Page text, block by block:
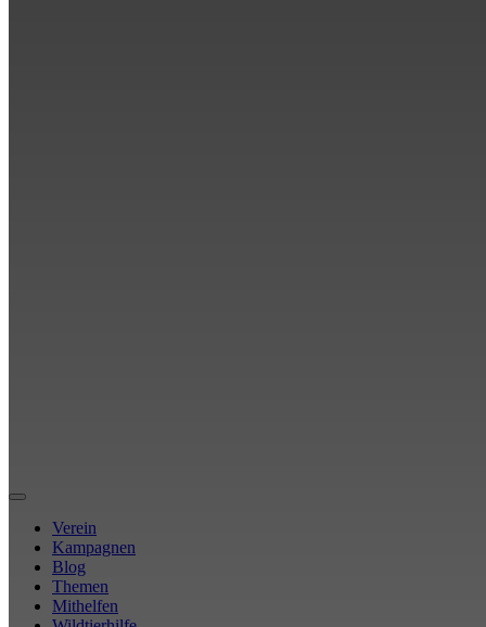
Verein
Kampagnen
Blog
Themen
Mithelfen